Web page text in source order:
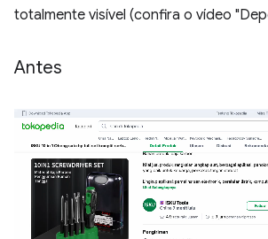
totalmente visível (confira o vídeo
Antes